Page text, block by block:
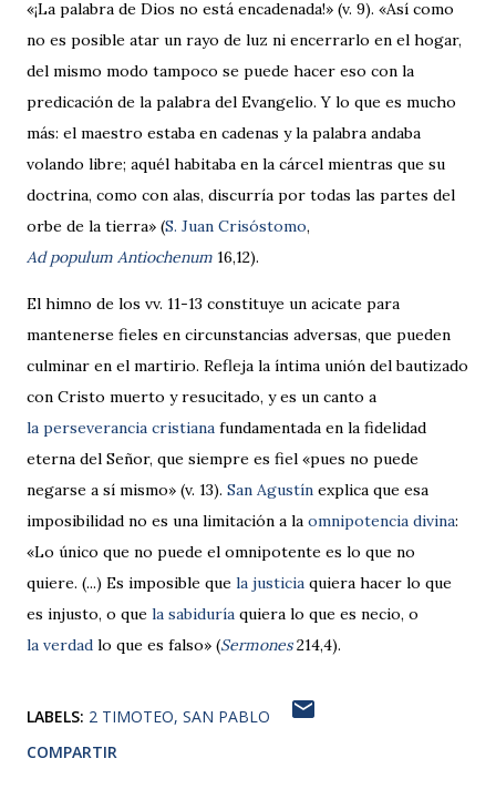
«¡La palabra de Dios no está encadenada!» (v. 9). «Así como
no es posible atar un rayo de luz ni encerrarlo en el hogar,
del mismo modo tampoco se puede hacer eso con la
predicación de la palabra del Evangelio. Y lo que es mucho
más: el maestro estaba en cadenas y la palabra andaba
volando libre; aquél habitaba en la cárcel mientras que su
doctrina, como con alas, discurría por todas las partes del
orbe de la tierra» (S. Juan Crisóstomo,
Ad populum Antiochenum 16,12).
El himno de los vv. 11-13 consti­tuye un acicate para
mantenerse fieles en circunstancias adversas, que pueden
culminar en el martirio. Refleja la íntima unión del bautizado
con Cristo muerto y resucitado, y es un canto a
la perseve­rancia cristiana fundamentada en la fidelidad
eterna del Señor, que siempre es fiel «pues no puede
negarse a sí mismo» (v. 13). San Agustín explica que esa
imposibilidad no es una limitación a la omnipotencia divina:
«Lo único que no puede el omnipotente es lo que no
quiere. (...) Es imposible que la justicia quiera hacer lo que
es injusto, o que la sabiduría quiera lo que es necio, o
la verdad lo que es falso» (Sermones214,4).
LABELS: 2 TIMOTEO SAN PABLO
COMPARTIR